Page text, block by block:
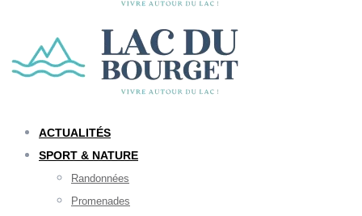
ACTUALITÉS
SPORT & NATURE
Randonnées
Promenades